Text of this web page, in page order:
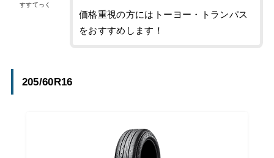
すすてっく
価格重視の方にはトーヨー・トランパス
をおすすめします！
205/60R16